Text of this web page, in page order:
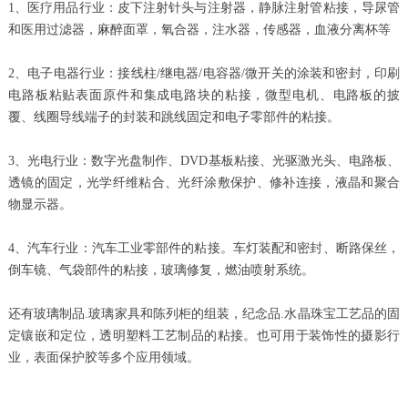
1、医疗用品行业：皮下注射针头与注射器，静脉注射管粘接，导尿管
和医用过滤器，麻醉面罩，氧合器，注水器，传感器，血液分离杯等
2、电子电器行业：接线柱/继电器/电容器/微开关的涂装和密封，印刷
电路板粘贴表面原件和集成电路块的粘接，微型电机、电路板的披
覆、线圈导线端子的封装和跳线固定和电子零部件的粘接。
3、光电行业：数字光盘制作、DVD基板粘接、光驱激光头、电路板、
透镜的固定，光学纤维粘合、光纤涂敷保护、修补连接，液晶和聚合
物显示器。
4、汽车行业：汽车工业零部件的粘接。车灯装配和密封、断路保丝，
倒车镜、气袋部件的粘接，玻璃修复，燃油喷射系统。
还有玻璃制品.玻璃家具和陈列柜的组装，纪念品.水晶珠宝工艺品的固
定镶嵌和定位，透明塑料工艺制品的粘接。也可用于装饰性的摄影行
业，表面保护胶等多个应用领域。